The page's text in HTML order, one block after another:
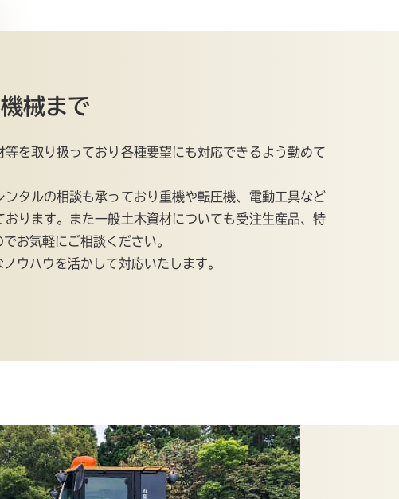
械まで
を取り扱っており各種要望にも対応できるよう勤めて
タルの相談も承っており重機や転圧機、電動工具など
ります。また一般土木資材についても受注生産品、特
お気軽にご相談ください。
ウハウを活かして対応いたします。